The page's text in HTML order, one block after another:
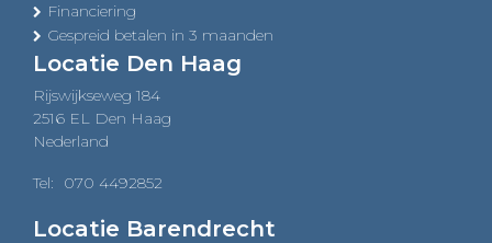
Financiering
Gespreid betalen in 3 maanden
Locatie Den Haag
Rijswijkseweg 184
2516 EL Den Haag
Nederland
Tel: 070 4492852
Locatie Barendrecht